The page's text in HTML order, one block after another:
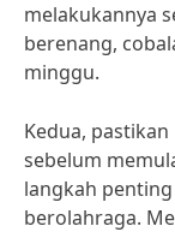
melakukannya
berenang,
minggu.
Kedua,
sebelum
langkah
berolahraga.